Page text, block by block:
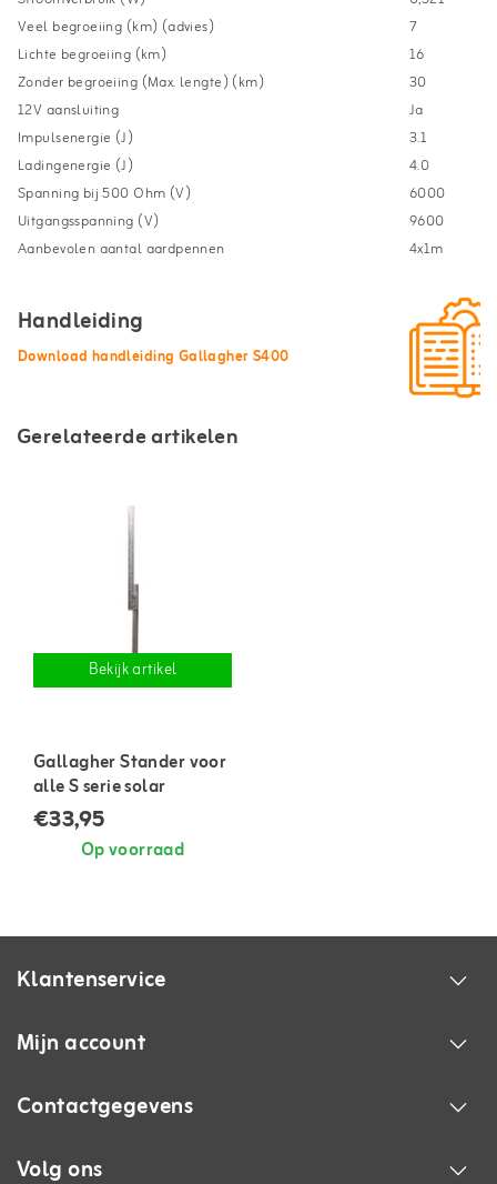
Veel begroeiing (km) (advies)
7
Lichte begroeiing (km)
16
Zonder begroeiing (Max. lengte) (km)
30
12V aansluiting
Ja
Impulsenergie (J)
3.1
Ladingenergie (J)
4.0
Spanning bij 500 Ohm (V)
6000
Uitgangsspanning (V)
9600
Aanbevolen aantal aardpennen
4x1m
Handleiding
Download handleiding Gallagher S400
Gerelateerde artikelen
Bekijk artikel
Gallagher Stander voor
alle S serie solar
apparaten
€33,95
Op voorraad
Klantenservice
Mijn account
Contactgegevens
Volg ons